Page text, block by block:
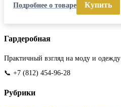
Подробнее о товаре
Купить
Гардеробная
Практичный взгляд на моду и одежду
📞 +7 (812) 454-96-28
Рубрики